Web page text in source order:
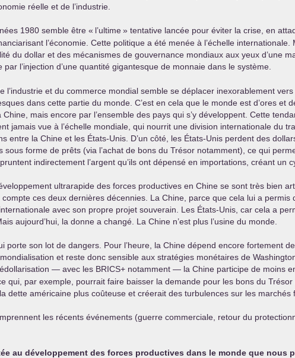
réelle et de l’industrie.
1980 semble être « l’ultime» tentative lancée pour éviter la crise, en
l’économie. Cette politique a été menée à l’échelle
du dollar et des mécanismes de gouvernance mondiaux aux yeux d’une
par l’injection d’une quantité gigantesque de monnaie dans le système.
et du commerce mondial semble se déplacer inexorablement vers
dans cette partie du monde. C’est en cela que le monde est d’ores et
mais encore par l’ensemble des pays qui s’y développent. Cette
jamais vue à l’échelle mondiale, qui nourrit une division internationale du
entre la Chine et les États-Unis. D’un côté, les États-Unis perdent des
sous forme de prêts (via l’achat de bons du Trésor notamment), ce qui
indirectement l’argent qu’ils ont dépensé en importations, créant un
ultrarapide des forces productives en Chine se sont très bien
ces deux dernières décennies. La Chine, parce que cela lui a
avec son propre projet souverain. Les États-Unis, car cela a
aujourd’hui, la donne a changé. La Chine n’est plus l’usine du monde.
porte son lot de dangers. Pour l’heure, la Chine dépend encore fortement
et reste donc sensible aux stratégies monétaires de
— avec les BRICS+ notamment — la Chine participe de moins
qui, par exemple, pourrait faire baisser la demande pour les bons du
dette américaine plus coûteuse et créerait des turbulences sur les marchés
les récents événements (guerre commerciale, retour du
au développement des forces productives dans le monde que